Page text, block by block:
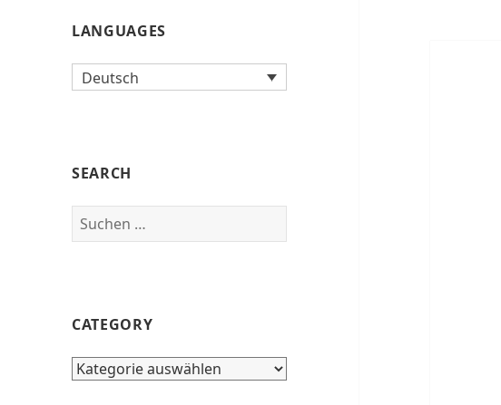
LANGUAGES
Deutsch
SEARCH
Suchen
nach:
CATEGORY
category